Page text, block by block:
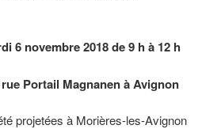
6 novembre 2018 de 9 h à 12 h
rue Portail Magnanen à Avignon
projetées à Morières-les-Avignon